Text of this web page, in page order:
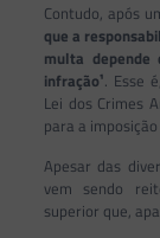
Contudo, após
que a
multa
infração¹. Esse
Lei dos Crimes
para a
Apesar das
vem sendo
superior que,